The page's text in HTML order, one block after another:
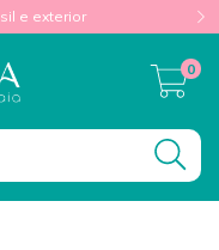
e exterior
0